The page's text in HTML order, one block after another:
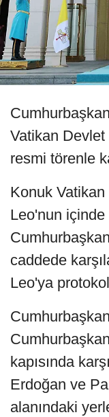
Vatikan Devlet
resmi törenle
Konuk
Leo'nun içinde
caddede
Leo'ya
kapısında
Erdoğan ve
alanındaki